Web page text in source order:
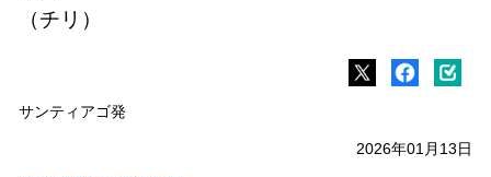
（チリ）
サンティアゴ発
2026年01月13日